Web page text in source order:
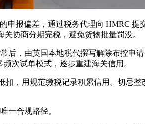
偏差，通过税务代理向 HMRC 提
协商分期完税，避免货物批量罚没。
，由英国本地税代撰写解除布控申
次试单模式，逐步重建海关信用。
，用规范缴税记录积累信用。切忌整
一合规路径。